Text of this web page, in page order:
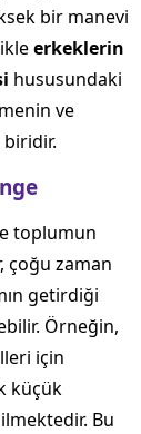
bir manevi
erkeklerin
hususundaki
ve
biridir.
toplumun
çoğu zaman
getirdiği
Örneğin,
için
küçük
Bu